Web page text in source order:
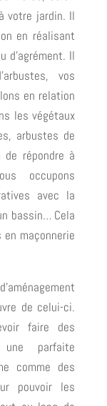
votre jardin. Il
en réalisant
d’agrément. Il
vos
en relation
les végétaux
arbustes de
répondre à
occupons
avec la
bassin… Cela
maçonnerie
de celui-ci.
faire des
parfaite
comme des
pouvoir les